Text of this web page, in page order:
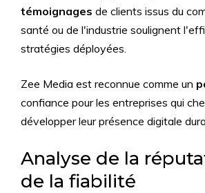
témoignages de clients issus du
santé ou de l'industrie soulignent
stratégies déployées.
Zee Media est reconnue comme un
confiance pour les entreprises qui
développer leur présence digitale
Analyse de la
de la fiabilité